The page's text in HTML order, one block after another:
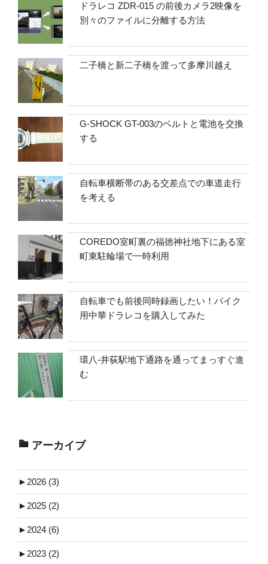
ドラレコ ZDR-015 の前後カメラ2映像を
別々のファイルに分離する方法
二子橋と新二子橋を渡って多摩川越え
G-SHOCK GT-003のベルトと電池を交換
する
自転車横断帯のある交差点での車道走行
を考える
COREDO室町裏の福徳神社地下にある室
町東駐輪場で一時利用
自転車でも前後同時録画したい！バイク
用中華ドラレコを購入してみた
環八-井荻駅地下通路を通ってまっすぐ進
む
アーカイブ
► 2026 (3)
► 2025 (2)
► 2024 (6)
► 2023 (2)